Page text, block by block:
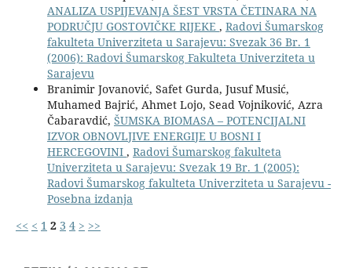
ANALIZA USPIJEVANJA ŠEST VRSTA ČETINARA NA
PODRUČJU GOSTOVIČKE RIJEKE , Radovi Šumarskog
fakulteta Univerziteta u Sarajevu: Svezak 36 Br. 1
(2006): Radovi Šumarskog Fakulteta Univerziteta u
Sarajevu
Branimir Jovanović, Safet Gurda, Jusuf Musić,
Muhamed Bajrić, Ahmet Lojo, Sead Vojniković, Azra
Čabaravdić, ŠUMSKA BIOMASA – POTENCIJALNI
IZVOR OBNOVLJIVE ENERGIJE U BOSNI I
HERCEGOVINI , Radovi Šumarskog fakulteta
Univerziteta u Sarajevu: Svezak 19 Br. 1 (2005):
Radovi Šumarskog fakulteta Univerziteta u Sarajevu -
Posebna izdanja
<< < 1 2 3 4 > >>